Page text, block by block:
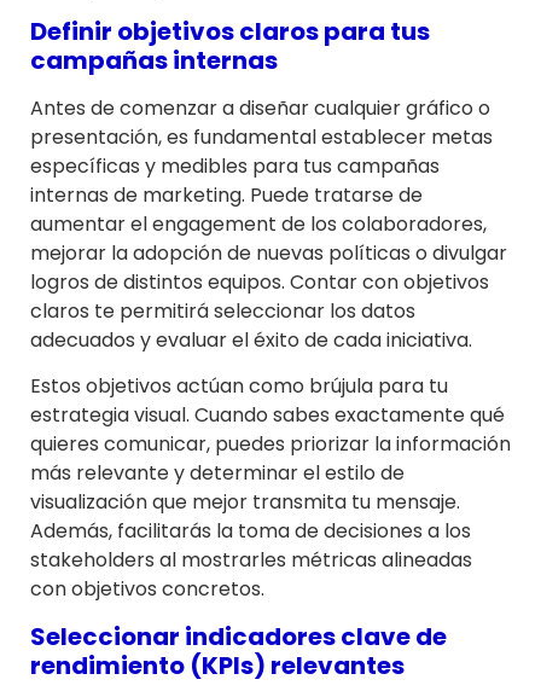
Definir objetivos claros para tus
campañas internas
Antes de comenzar a diseñar cualquier gráfico o
presentación, es fundamental establecer metas
específicas y medibles para tus campañas
internas de marketing. Puede tratarse de
aumentar el engagement de los colaboradores,
mejorar la adopción de nuevas políticas o divulgar
logros de distintos equipos. Contar con objetivos
claros te permitirá seleccionar los datos
adecuados y evaluar el éxito de cada iniciativa.
Estos objetivos actúan como brújula para tu
estrategia visual. Cuando sabes exactamente qué
quieres comunicar, puedes priorizar la información
más relevante y determinar el estilo de
visualización que mejor transmita tu mensaje.
Además, facilitarás la toma de decisiones a los
stakeholders al mostrarles métricas alineadas
con objetivos concretos.
Seleccionar indicadores clave de
rendimiento (KPIs) relevantes